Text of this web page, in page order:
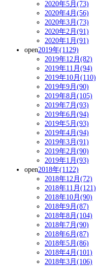
2020年5月(73)
2020年4月(56)
2020年3月(73)
2020年2月(91)
2020年1月(91)
open2019年(1129)
2019年12月(82)
2019年11月(94)
2019年10月(110)
2019年9月(90)
2019年8月(105)
2019年7月(93)
2019年6月(94)
2019年5月(93)
2019年4月(94)
2019年3月(91)
2019年2月(90)
2019年1月(93)
open2018年(1122)
2018年12月(72)
2018年11月(121)
2018年10月(90)
2018年9月(87)
2018年8月(104)
2018年7月(90)
2018年6月(87)
2018年5月(86)
2018年4月(101)
2018年3月(106)